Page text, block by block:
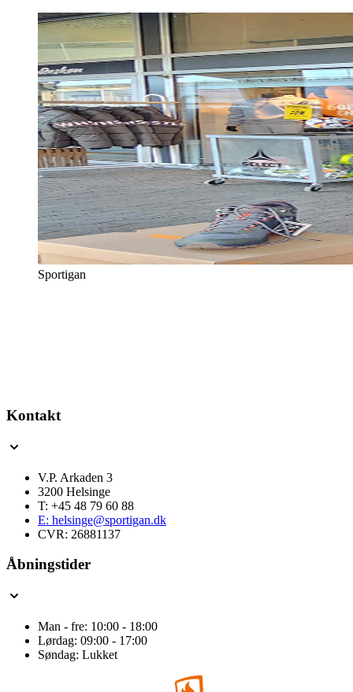
Sportigan
Kontakt
V.P. Arkaden 3
3200 Helsinge
T: +45 48 79 60 88
E: helsinge@sportigan.dk
CVR: 26881137
Åbningstider
Man - fre: 10:00 - 18:00
Lørdag: 09:00 - 17:00
Søndag: Lukket